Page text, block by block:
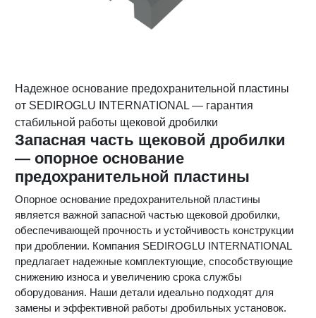
Надежное основание предохранительной пластины
от SEDIROGLU INTERNATIONAL — гарантия
стабильной работы щековой дробилки
Запасная часть щековой дробилки
— опорное основание
предохранительной пластины
Опорное основание предохранительной пластины
является важной запасной частью щековой дробилки,
обеспечивающей прочность и устойчивость конструкции
при дроблении. Компания SEDIROGLU INTERNATIONAL
предлагает надежные комплектующие, способствующие
снижению износа и увеличению срока службы
оборудования. Наши детали идеально подходят для
замены и эффективной работы дробильных установок.